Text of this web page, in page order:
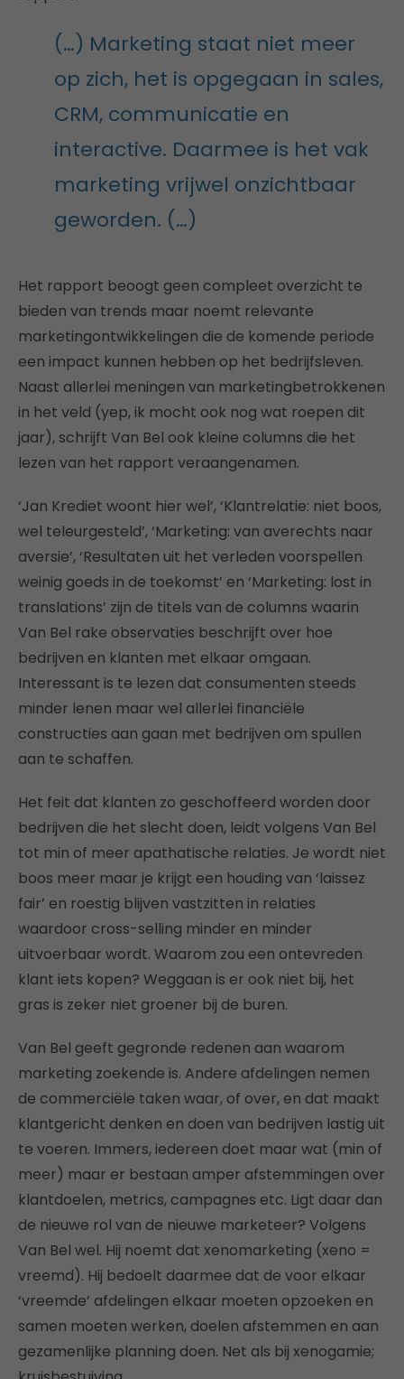
(…) Marketing staat niet meer
op zich, het is opgegaan in sales,
CRM, communicatie en
interactive. Daarmee is het vak
marketing vrijwel onzichtbaar
geworden. (…)
Het rapport beoogt geen compleet overzicht te
bieden van trends maar noemt relevante
marketingontwikkelingen die de komende periode
een impact kunnen hebben op het bedrijfsleven.
Naast allerlei meningen van marketingbetrokkenen
in het veld (yep, ik mocht ook nog wat roepen dit
jaar), schrijft Van Bel ook kleine columns die het
lezen van het rapport veraangenamen.
‘Jan Krediet woont hier wel’, ‘Klantrelatie: niet boos,
wel teleurgesteld’, ‘Marketing: van averechts naar
aversie’, ‘Resultaten uit het verleden voorspellen
weinig goeds in de toekomst’ en ‘Marketing: lost in
translations’ zijn de titels van de columns waarin
Van Bel rake observaties beschrijft over hoe
bedrijven en klanten met elkaar omgaan.
Interessant is te lezen dat consumenten steeds
minder lenen maar wel allerlei financiële
constructies aan gaan met bedrijven om spullen
aan te schaffen.
Het feit dat klanten zo geschoffeerd worden door
bedrijven die het slecht doen, leidt volgens Van Bel
tot min of meer apathatische relaties. Je wordt niet
boos meer maar je krijgt een houding van ‘laissez
fair’ en roestig blijven vastzitten in relaties
waardoor cross-selling minder en minder
uitvoerbaar wordt. Waarom zou een ontevreden
klant iets kopen? Weggaan is er ook niet bij, het
gras is zeker niet groener bij de buren.
Van Bel geeft gegronde redenen aan waarom
marketing zoekende is. Andere afdelingen nemen
de commerciële taken waar, of over, en dat maakt
klantgericht denken en doen van bedrijven lastig uit
te voeren. Immers, iedereen doet maar wat (min of
meer) maar er bestaan amper afstemmingen over
klantdoelen, metrics, campagnes etc. Ligt daar dan
de nieuwe rol van de nieuwe marketeer? Volgens
Van Bel wel. Hij noemt dat xenomarketing (xeno =
vreemd). Hij bedoelt daarmee dat de voor elkaar
‘vreemde’ afdelingen elkaar moeten opzoeken en
samen moeten werken, doelen afstemmen en aan
gezamenlijke planning doen. Net als bij xenogamie;